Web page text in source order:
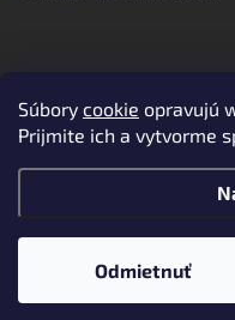
Súbory cookie opravujú
Prijmite ich a vytvorme
Odmietnuť
Copyright 2026WORKNOW.